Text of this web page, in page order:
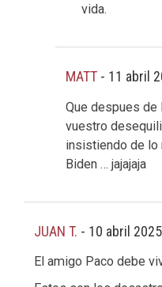
vida.
MATT - 11 abril
Que despues
vuestro
insistiendo de lo
Biden … jajajaja
JUAN T. - 10 abril
El amigo Paco debe